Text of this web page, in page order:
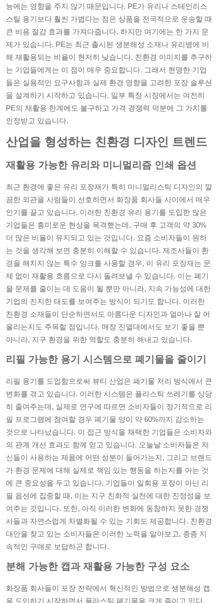
능에는 영향을 주지 않기 때문입니다. PE가 유리나 스테인리스
스틸 용기보다 훨씬 가볍다는 점은 상품을 전국적으로 운송할 때
큰 비용 절감 효과를 가져다줍니다. 하지만 여기에는 한 가지 문
제가 있습니다. PE는 최근 출시된 생분해성 소재나 유리병에 비
해 재활용되는 비율이 현저히 낮습니다. 친환경 이미지를 추구하
는 기업들에게는 이 점이 매우 중요합니다. 그래서 현명한 기업
들은 실용적인 요구사항과 실제 환경 영향을 고려한 포장 솔루션
을 설계하기 시작하고 있습니다. 일부 특정 시장에서는 여전히
PE의 재활용 한계에도 불구하고 가격 경쟁력 덕분에 그 가치를
인정받고 있습니다.
산업을 형성하는 친환경 디자인 트렌드
재활용 가능한 유리와 미니멀리즘 인쇄 옵션
최근 환경에 좋은 유리 포장재가 특히 미니멀리스틱 디자인의 깔
끔한 외관을 사람들이 선호하면서 화장품 회사들 사이에서 매우
인기를 끌고 있습니다. 이러한 친환경 유리 용기를 도입한 많은
기업들은 흥미로운 현상을 목격했는데, 구매 후 고객의 약 30%
더 많은 비율이 유지되고 있는 것입니다. 요즘 소비자들이 원하
는 것을 생각해 보면 충분히 이해할 수 있습니다. 제조사들이 환
경을 해치지 않는 특수 잉크를 사용할 경우, 이 유리 포장재는 문
제 없이 재활용 흐름으로 다시 돌려보낼 수 있습니다. 이는 폐기
물 문제를 줄이는 데 도움이 될 뿐만 아니라, 지속 가능성에 대한
기업의 진지한 태도를 보여주는 방식이 되기도 합니다. 이러한
친환경 소재들이 단순하면서도 아름다운 디자인과 얼마나 잘 어
울리는지도 주목할 점입니다. 매장 진열대에서도 보기 좋을 뿐
아니라, 지구 환경을 위한 역할도 충분히 해내고 있습니다.
리필 가능한 용기 시스템으로 폐기물을 줄이기
리필 용기를 도입함으로써 뷰티 산업은 폐기물 처리 방식에서 큰
변화를 겪고 있습니다. 이러한 시스템은 플라스틱 쓰레기를 상당
히 줄여주는데, 실제로 연구에 따르면 소비자들이 정기적으로 리
필 프로그램에 참여할 경우 폐기물 양이 약 60%까지 감소하는
것으로 나타났습니다. 이 접근 방식을 채택한 기업들은 소비자와
의 관계 개선 효과도 함께 얻고 있습니다. 오늘날 소비자들은 자
신들이 사용하는 제품에 어떤 성분이 들어가는지, 그리고 브랜드
가 환경 문제에 대해 실제로 책임 있는 행동을 하는지를 아는 것
에 큰 중요성을 두고 있습니다. 기업들이 일회용 포장이 아닌 리
필 옵션에 집중할 때, 이는 지구 친화적 실천에 대한 진정성을 보
여주는 것입니다. 또한, 아직 이러한 변화에 동참하지 못한 경쟁
사들과 자연스럽게 차별화될 수 있는 기회도 제공합니다. 친환경
대안을 찾고 있는 소비자들은 이러한 노력을 알아보고, 종종 지
속적인 구매로 보답하곤 합니다.
분해 가능한 캡과 재활용 가능한 구성 요소
화장품 회사들이 포장 전략에서 혁신적인 방법으로 생분해성 캡
을 도입하기 시작하면서 플라스틱 폐기물을 크게 줄이고 있다.